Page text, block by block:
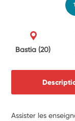
Bastia(20)
Assister les